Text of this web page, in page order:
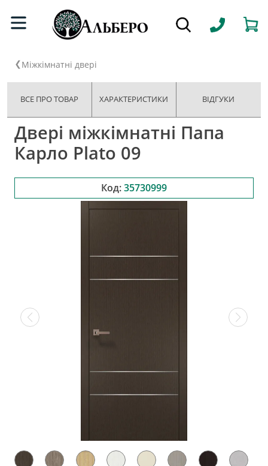
Міжкімнатні двері
ВСЕ ПРО ТОВАР ХАРАКТЕРИСТИКИ ВІДГУКИ
Двері міжкімнатні Папа
Карло Plato 09
Код:35730999